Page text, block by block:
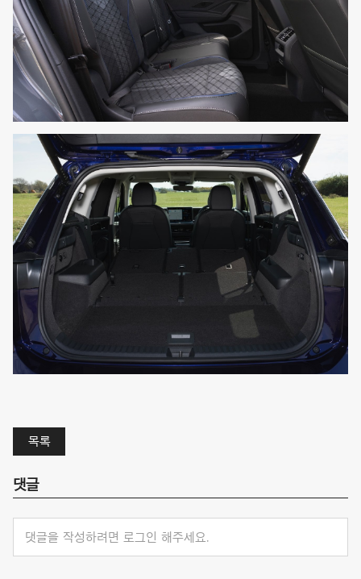
목록
댓글
댓글을 작성하려면 로그인 해주세요.